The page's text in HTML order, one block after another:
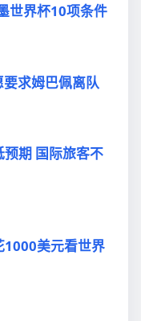
世界杯10项条件
求姆巴佩离队
期 国际旅客不
1000美元看世界